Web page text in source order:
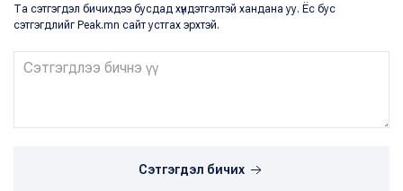
Та сэтгэгдэл бичихдээ бусдад хүндэтгэлтэй хандана уу. Ёс бус
сэтгэгдлийг Peak.mn сайт устгах эрхтэй.
Сэтгэгдэл бичих